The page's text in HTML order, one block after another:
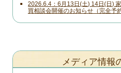
2026.6.4
6月13日(土) 14日(日)
買相談会開催のお知らせ（完全予
メディア情報